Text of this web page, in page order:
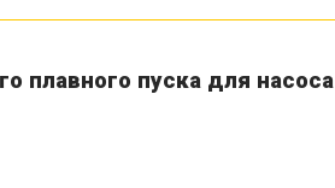
плавного пуска для насоса